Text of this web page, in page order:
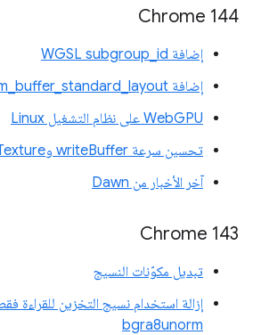
‫Chrome 144
إضافة WGSL subgroup_id
إضافة WGSL uniform_buffer_standard_layout
WebGPU على نظام التشغيل Linux
تحسين سرعة writeBuffer وwriteTexture
آخر الأخبار من Dawn
Chrome 143
تبديل مكوّنات النسيج
إزالة استخدام نسيج التخزين للقراءة
bgra8unorm